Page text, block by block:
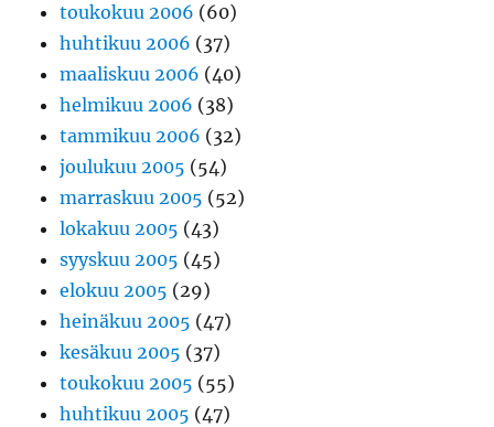
toukokuu 2006 (60)
huhtikuu 2006 (37)
maaliskuu 2006 (40)
helmikuu 2006 (38)
tammikuu 2006 (32)
joulukuu 2005 (54)
marraskuu 2005 (52)
lokakuu 2005 (43)
syyskuu 2005 (45)
elokuu 2005 (29)
heinäkuu 2005 (47)
kesäkuu 2005 (37)
toukokuu 2005 (55)
huhtikuu 2005 (47)